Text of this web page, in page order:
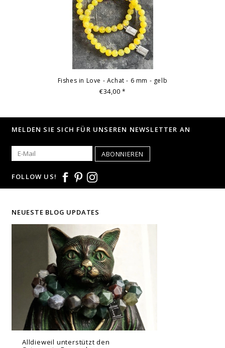
Fishes in Love - Achat - 6 mm - gelb
€34,00*
MELDEN SIE SICH FÜR UNSEREN NEWSLETTER AN
ABONNIEREN
FOLLOW US!
NEUESTE BLOG UPDATES
Alldieweil unterstützt den